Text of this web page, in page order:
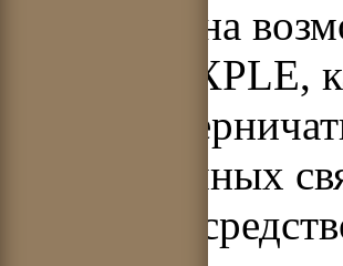
Несмотря на
изоляции XPLE,
могут
межсистемных
реальным